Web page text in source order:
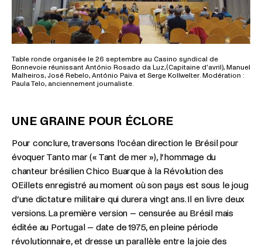
Table ronde organisée le 26 septembre au Casino syndical de
Bonnevoie réunissant António Rosado da Luz,(Capitaine d’avril), Manuel
Malheiros, José Rebelo, António Paiva et Serge Kollwelter. Modération :
Paula Telo, anciennement journaliste.
UNE GRAINE POUR ÉCLORE
Pour conclure, traversons l’océan direction le Brésil pour
évoquer Tanto mar (« Tant de mer »), l’hommage du
chanteur brésilien Chico Buarque à la Révolution des
OEillets enregistré au moment où son pays est sous le joug
d’une dictature militaire qui durera vingt ans. Il en livre deux
versions. La première version – censurée au Brésil mais
éditée au Portugal – date de 1975, en pleine période
révolutionnaire, et dresse un parallèle entre la joie des